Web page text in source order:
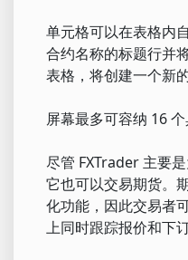
单元格可以在表格内
合约名称的标题行并
表格，将创建一个新
屏幕最多可容纳 16
尽管 FXTrader 主要
它也可以交易期货。
化功能，因此交易者
上同时跟踪报价和下订